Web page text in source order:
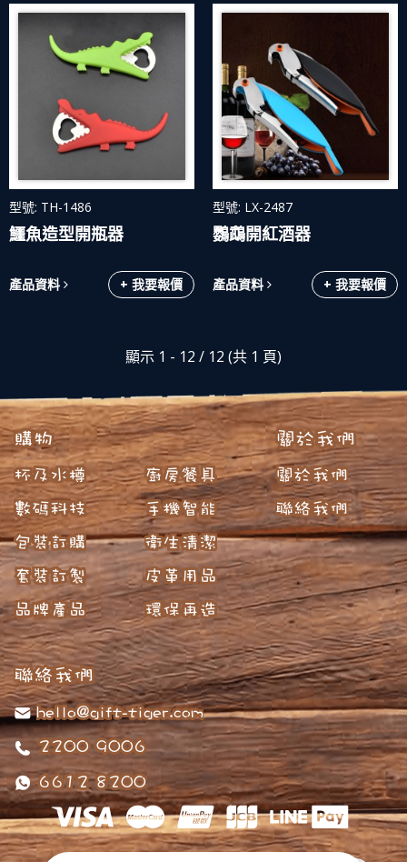
型號: TH-1486
鱷魚造型開瓶器
產品資料 + 我要報價
型號: LX-2487
鸚鵡開紅酒器
產品資料 + 我要報價
顯示 1 - 12 / 12 (共 1 頁)
購物
杯及水樽
數碼科技
包裝訂購
套裝訂製
品牌產品
廚房餐具
手機智能
衛生清潔
皮革用品
環保再造
關於我們
關於我們
聯絡我們
聯絡我們
hello@gift-tiger.com
2200 9006
6612 8200